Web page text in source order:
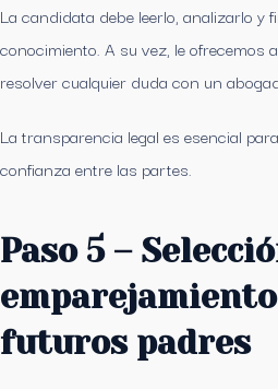
La candidata debe leerlo, analizarlo y
conocimiento. A su vez, le ofrecemos
resolver cualquier duda con un
La transparencia legal es esencial
confianza entre las partes.
Paso 5 –
futuros padres